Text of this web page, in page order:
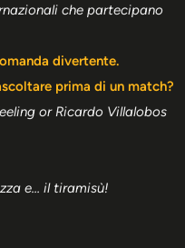
che partecipano
divertente.
prima di un match?
or Ricardo Villalobos
e… il tiramisù!